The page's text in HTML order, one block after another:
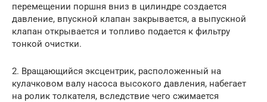
перемещении поршня вниз в цилиндре создается
давление, впускной клапан закрывается, а выпускной
клапан открывается и топливо подается к фильтру
тонкой очистки.
2. Вращающийся эксцентрик, расположенный на
кулачковом валу насоса высокого давления, набегает
на ролик толкателя, вследствие чего сжимается